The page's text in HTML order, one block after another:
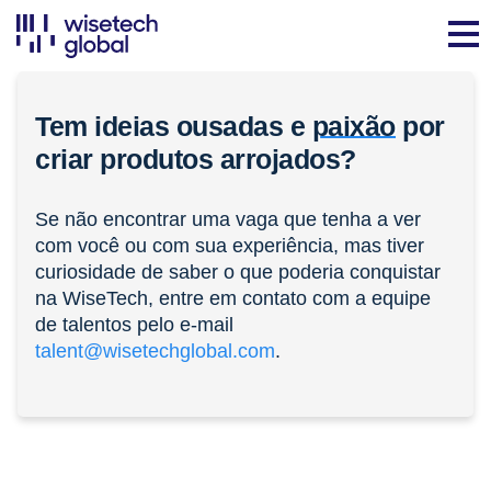
Tem ideias ousadas e paixãopor
criar produtos arrojados?
Se não encontrar uma vaga que tenha a ver
com você ou com sua experiência, mas tiver
curiosidade de saber o que poderia conquistar
na WiseTech, entre em contato com a equipe
de talentos pelo e-mail
talent@wisetechglobal.com.